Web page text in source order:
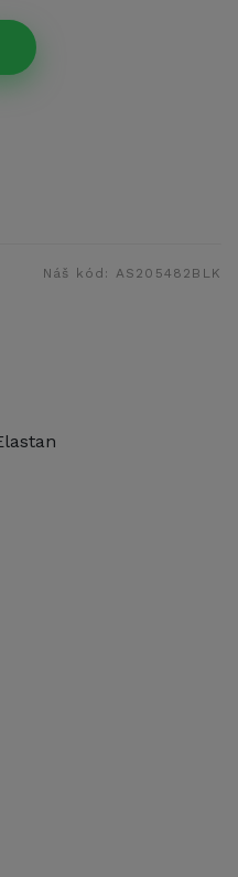
Náš kód: AS205482BLK